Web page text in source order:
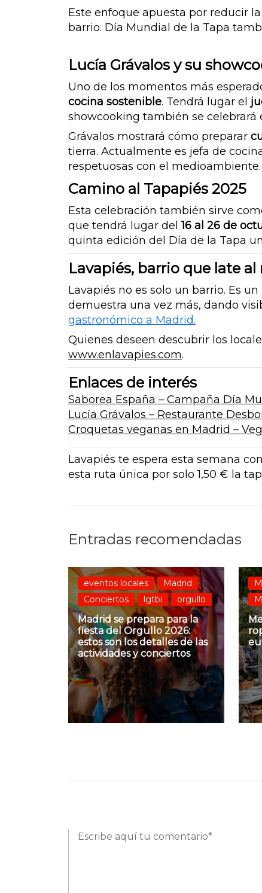
Este enfoque apuesta por reducir
barrio. Día Mundial de la Tapa
Lucía Grávalos y su
Uno de los momentos más
cocina sostenible. Tendrá lugar el
showcooking también se celebrará
Grávalos mostrará cómo preparar
tierra. Actualmente es jefa de
respetuosas con el medioambiente.
Camino al Tapapiés 2025
Esta celebración también sirve
que tendrá lugar del16 al 26 de
quinta edición del Día de la Tapa
Lavapiés, barrio que late
Lavapiés no es solo un barrio. Es
demuestra una vez más, dando
gastronómico a Madrid.
Quienes deseen descubrir los
www.enlavapies.com.
Enlaces de interés
Saborea España – Campaña Día
Lucía Grávalos – Restaurante
Croquetas veganas en Madrid –
Lavapiés te espera esta semana con
esta ruta única por solo 1,50 € la
Entradas recomendadas
eventos locales
Madrid
Conciertos
lgtbi orgullo
Madrid se prepara para la
fiesta del Orgullo 2026:
estos son los detalles de las
actividades y conciertos